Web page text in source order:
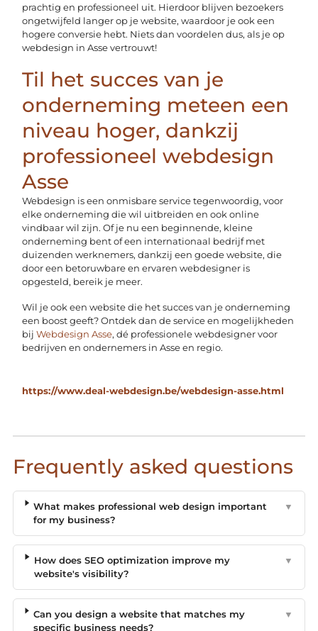
prachtig en professioneel uit. Hierdoor blijven bezoekers
ongetwijfeld langer op je website, waardoor je ook een
hogere conversie hebt. Niets dan voordelen dus, als je op
webdesign in Asse vertrouwt!
Til het succes van je
onderneming meteen een
niveau hoger, dankzij
professioneel webdesign
Asse
Webdesign is een onmisbare service tegenwoordig, voor
elke onderneming die wil uitbreiden en ook online
vindbaar wil zijn. Of je nu een beginnende, kleine
onderneming bent of een internationaal bedrijf met
duizenden werknemers, dankzij een goede website, die
door een betoruwbare en ervaren webdesigner is
opgesteld, bereik je meer.
Wil je ook een website die het succes van je onderneming
een boost geeft? Ontdek dan de service en mogelijkheden
bijWebdesign Asse, dé professionele webdesigner voor
bedrijven en ondernemers in Asse en regio.
https://www.deal-webdesign.be/webdesign-asse.html
Frequently asked questions
What makes professional web design important
for my business?
▼
How does SEO optimization improve my
website's visibility?
▼
Can you design a website that matches my
specific business needs?
▼